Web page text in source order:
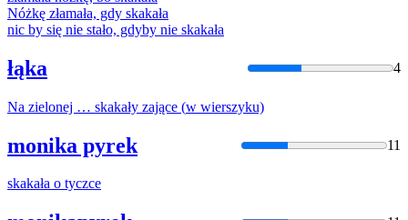
Nóżkę złamała, gdy skakała
nic by się nie stało, gdyby nie skakała
łąka 4
Na zielonej … skakały zające (w wierszyku)
monika pyrek 11
skakała o tyczce